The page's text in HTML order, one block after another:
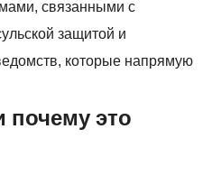
связанными с
защитой и
которые напрямую
почему это